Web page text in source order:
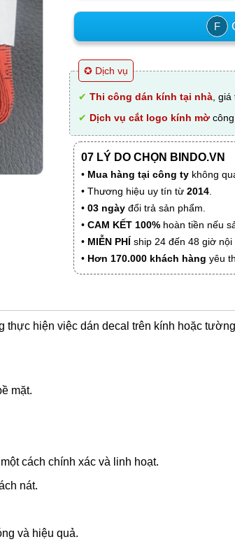
F
✪ Dịch vụ
✔ Thi công dán kính tại nhà ,
✔ Dịch vụ cắt logo kính mờ
07 LÝ DO CHỌN BINDO.VN
• Mua hàng tại công ty không
• Thương hiệu uy tín từ 2014
• 03 ngày đổi trả sản phẩm.
• CAM KẾT 100% hoàn tiền nếu
• MIỄN PHÍ ship 24 đến 48 giờ nội
• Hơn 170.000 khách hàng yêu
thực hiện việc dán decal trên kính hoặc
mặt.
cách chính xác và linh hoạt.
nát.
và hiệu quả.